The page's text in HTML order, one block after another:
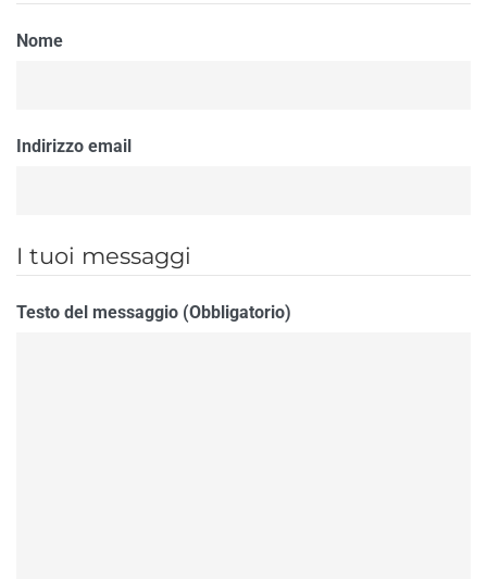
Nome
Indirizzo email
I tuoi messaggi
Testo del messaggio (Obbligatorio)